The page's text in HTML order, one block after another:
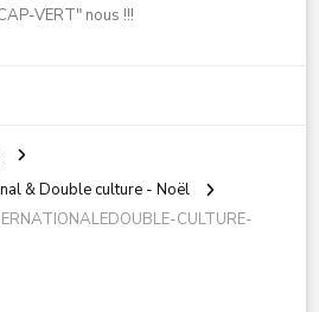
VERT" nous !!!
& Double culture - Noël
CULTURE-